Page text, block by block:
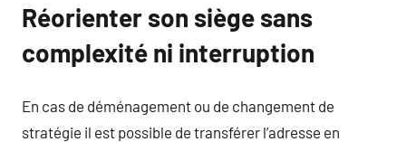
Réorienter son siège sans
complexité ni interruption
En cas de déménagement ou de changement de
stratégie il est possible de transférer l’adresse en